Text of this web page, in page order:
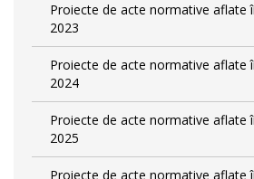
Proiecte de acte normative aflate
2023
Proiecte de acte normative aflate
2024
Proiecte de acte normative aflate
2025
Proiecte de acte normative aflate